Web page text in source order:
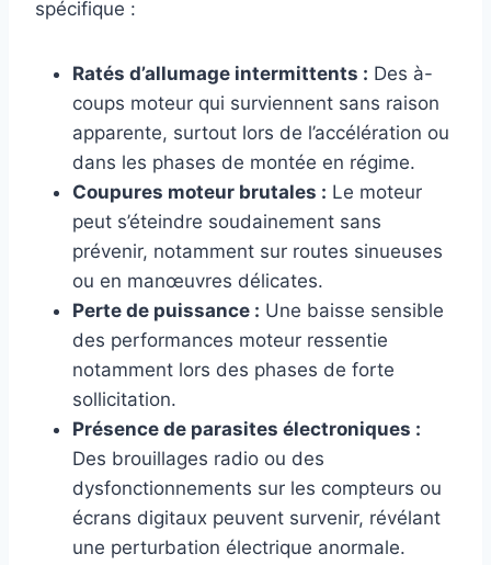
spécifique :
Ratés d’allumage intermittents : Des à-
coups moteur qui surviennent sans raison
apparente, surtout lors de l’accélération ou
dans les phases de montée en régime.
Coupures moteur brutales : Le moteur
peut s’éteindre soudainement sans
prévenir, notamment sur routes sinueuses
ou en manœuvres délicates.
Perte de puissance : Une baisse sensible
des performances moteur ressentie
notamment lors des phases de forte
sollicitation.
Présence de parasites électroniques :
Des brouillages radio ou des
dysfonctionnements sur les compteurs ou
écrans digitaux peuvent survenir, révélant
une perturbation électrique anormale.